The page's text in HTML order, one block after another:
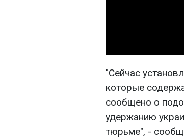
"Сейчас
которые
сообщено о
удержанию
тюрьме", -